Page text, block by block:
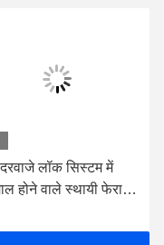
लॉक सिस्टम में
होने वाले स्थायी फेराइट